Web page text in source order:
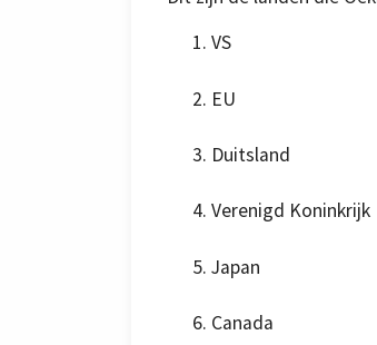
VS
EU
Duitsland
Verenigd Koninkrijk
Japan
Canada